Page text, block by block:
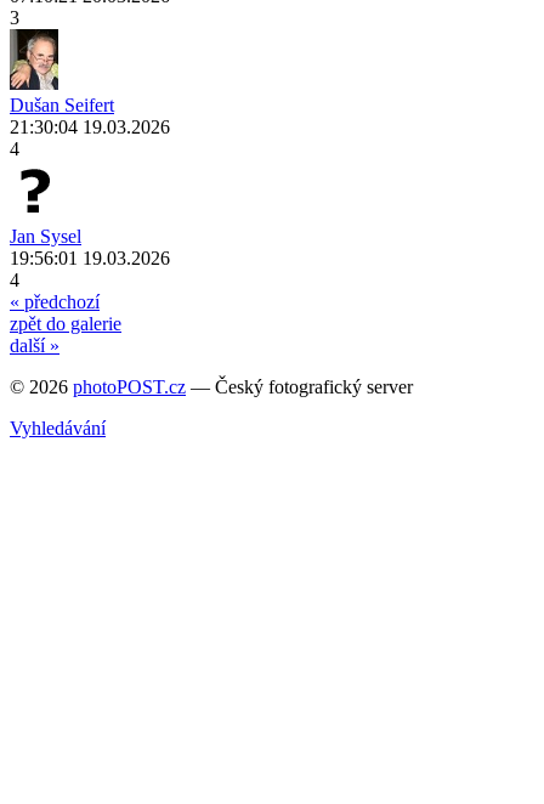
3
Dušan Seifert
21:30:04 19.03.2026
4
Jan Sysel
19:56:01 19.03.2026
4
« předchozí
zpět do galerie
další »
© 2026 photoPOST.cz — Český fotografický server
Vyhledávání